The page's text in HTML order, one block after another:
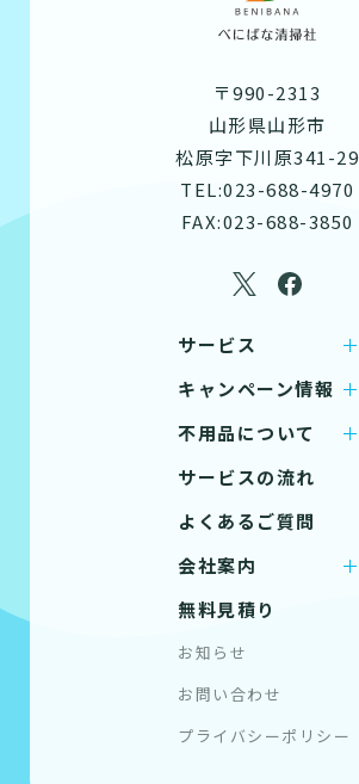
〒990-2313
山形県山形市
松原字下川原341-29
TEL:023-688-4970
FAX:023-688-3850
サービス
キャンペーン情報
不用品について
サービスの流れ
よくあるご質問
会社案内
無料見積り
お知らせ
お問い合わせ
プライバシーポリシー